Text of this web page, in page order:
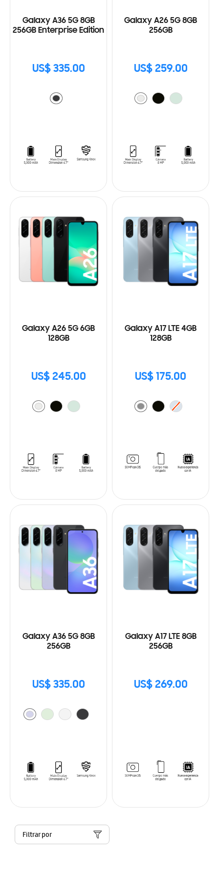
Galaxy A36 5G 8GB
256GB Enterprise Edition
US$ 335.00
Galaxy A26 5G 8GB
256GB
US$ 259.00
Galaxy A26 5G 6GB
128GB
US$ 245.00
Galaxy A17 LTE 4GB
128GB
US$ 175.00
Galaxy A36 5G 8GB
256GB
US$ 335.00
Galaxy A17 LTE 8GB
256GB
US$ 269.00
Filtrar por